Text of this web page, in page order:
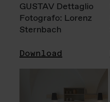
GUSTAV Dettaglio
Fotografo: Lorenz
Sternbach
Download